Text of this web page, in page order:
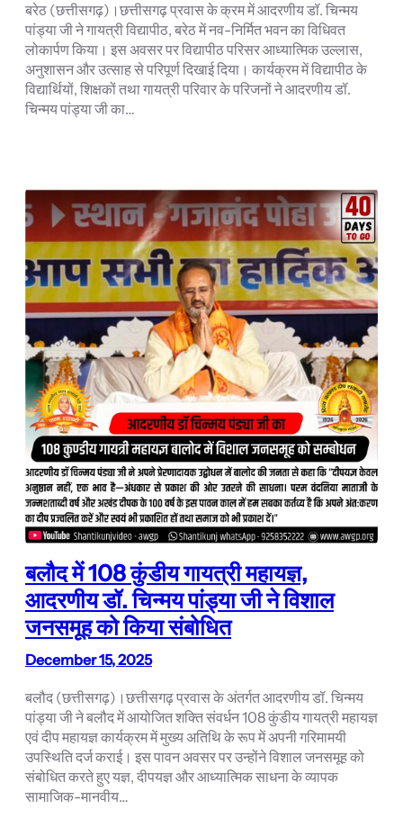
बरेठ (छत्तीसगढ़)।छत्तीसगढ़ प्रवास के क्रम में आदरणीय डॉ. चिन्मय
पांड्या जी ने गायत्री विद्यापीठ, बरेठ में नव-निर्मित भवन का विधिवत
लोकार्पण किया। इस अवसर पर विद्यापीठ परिसर आध्यात्मिक उल्लास,
अनुशासन और उत्साह से परिपूर्ण दिखाई दिया। कार्यक्रम में विद्यापीठ के
विद्यार्थियों, शिक्षकों तथा गायत्री परिवार के परिजनों ने आदरणीय डॉ.
चिन्मय पांड्या जी का…
बलौद में 108 कुंडीय गायत्री महायज्ञ,
आदरणीय डॉ. चिन्मय पांड्या जी ने विशाल
जनसमूह को किया संबोधित
December 15, 2025
बलौद (छत्तीसगढ़)।छत्तीसगढ़ प्रवास के अंतर्गत आदरणीय डॉ. चिन्मय
पांड्या जी ने बलौद में आयोजित शक्ति संवर्धन 108 कुंडीय गायत्री महायज्ञ
एवं दीप महायज्ञ कार्यक्रम में मुख्य अतिथि के रूप में अपनी गरिमामयी
उपस्थिति दर्ज कराई। इस पावन अवसर पर उन्होंने विशाल जनसमूह को
संबोधित करते हुए यज्ञ, दीपयज्ञ और आध्यात्मिक साधना के व्यापक
सामाजिक-मानवीय…